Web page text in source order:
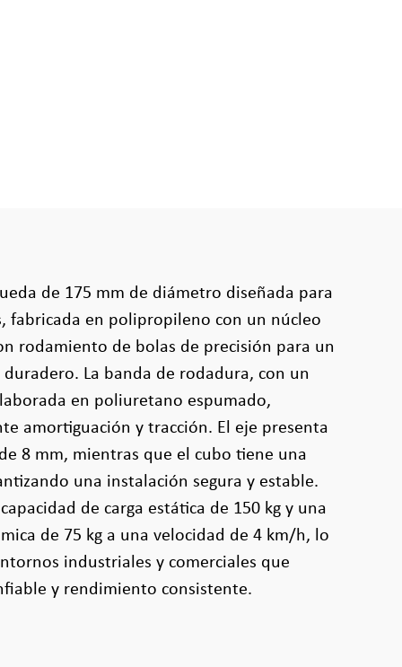
de 175 mm de diámetro diseñada para
fabricada en polipropileno con un núcleo
rodamiento de bolas de precisión para un
La banda de rodadura, con un
en poliuretano espumado,
amortiguación y tracción. El eje presenta
8 mm, mientras que el cubo tiene una
una instalación segura y estable.
de carga estática de 150 kg y una
de 75 kg a una velocidad de 4 km/h, lo
industriales y comerciales que
y rendimiento consistente.